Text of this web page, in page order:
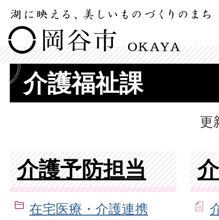
介護福祉課
更
介護予防担当
在宅医療・介護連携